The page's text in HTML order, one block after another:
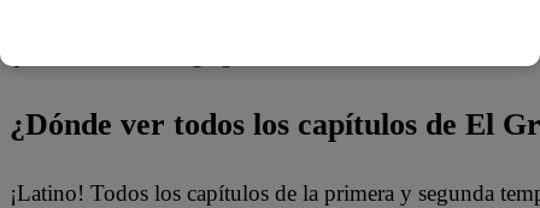
¿Dónde ver todos los capítulos de El
¡Latino! Todos los capítulos de la primera y segunda